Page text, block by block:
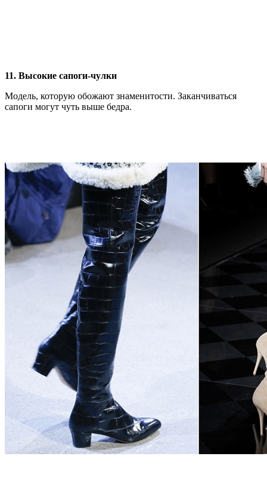
11. Высокие сапоги-чулки
Модель, которую обожают знаменитости. Заканчиваться
сапоги могут чуть выше бедра.